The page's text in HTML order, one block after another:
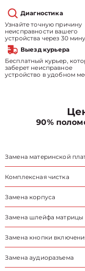
Диагностика
Узнайте точную причину
неисправности вашего
устройства через 30
Выезд курьера
Бесплатный курьер,
заберет неисправное
устройство в удобном
90%
Замена материнской
Комплексная чистка
Замена корпуса
Замена шлейфа матрицы
Замена кнопки
Замена аудиоразъема